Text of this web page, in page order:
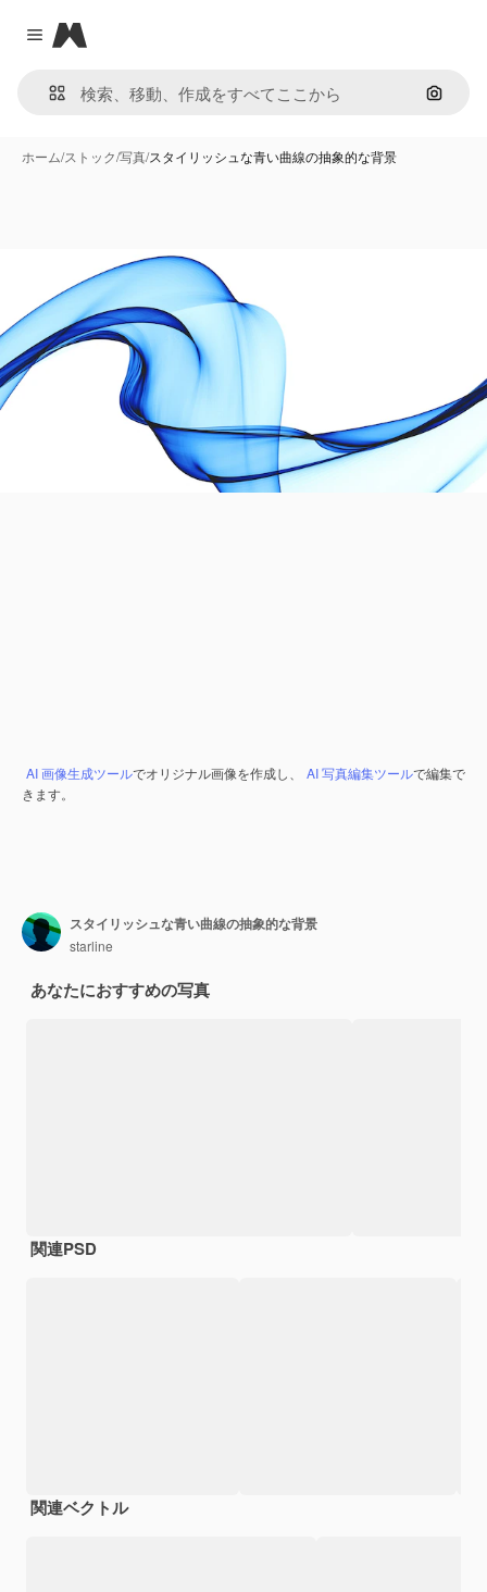
Close menu
Magnific
画像で
ホーム/ストック/写真/スタイリッシュな青い曲線の抽象的な背景
AI 画像生成ツールでオリジナル画像を作成し、 AI 写真編集ツールで編集で
きます。
スタイリッシュな青い曲線の抽象的な背景
starline
あなたにおすすめの写真
関連PSD
関連ベクトル